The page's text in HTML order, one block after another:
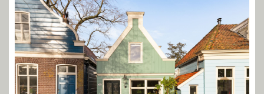
BIJZONDERHEDEN
- Woonopervlakte ca. 63 m²
- Volledig gemeubileerd
- Twee slaapkamers
- Gelegen in monumentale Nieuwe Spiegelstraat